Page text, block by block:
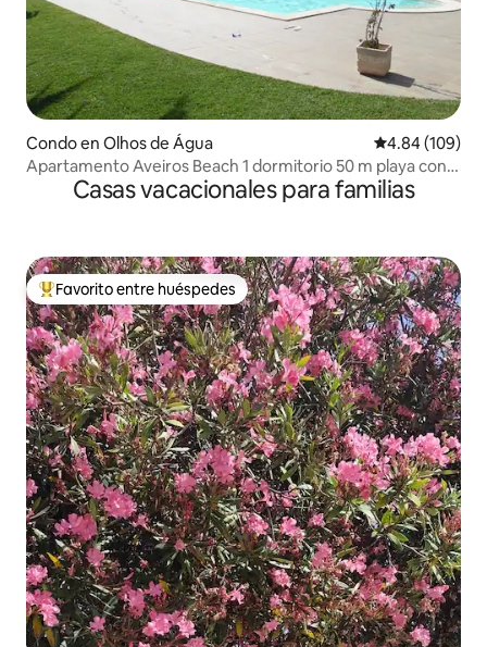
Condo en Olhos de Água Calificación
4.84 (109)
Apartamento Aveiros Beach 1 dormitorio 50 m playa con
aire acondicionado
Casas vacacionales para familias
Favorito entre huéspedes preferido
Favorito entre huéspedes